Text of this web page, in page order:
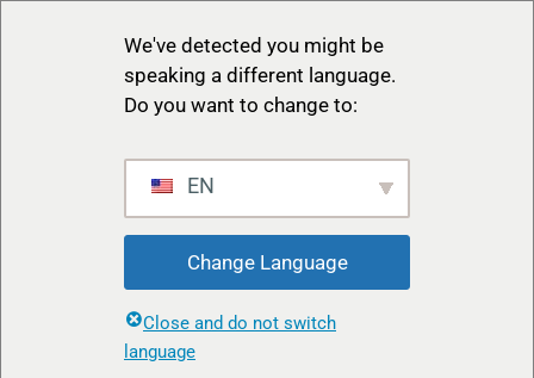
We've detected you might be
speaking a different language.
Do you want to change to:
EN
Change Language
Close and do not switch
language